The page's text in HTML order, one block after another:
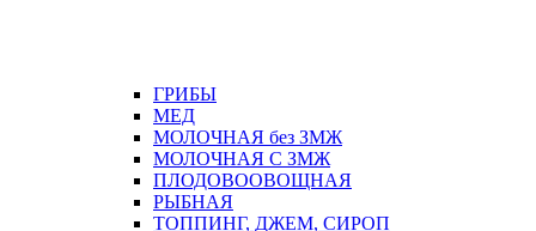
ГРИБЫ
МЕД
МОЛОЧНАЯ без ЗМЖ
МОЛОЧНАЯ С ЗМЖ
ПЛОДОВООВОЩНАЯ
РЫБНАЯ
ТОППИНГ, ДЖЕМ, СИРОП